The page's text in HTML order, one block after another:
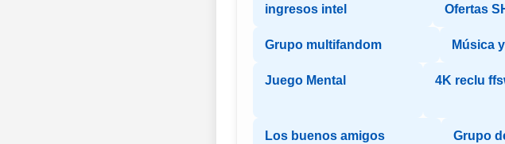
ingresos intel Ofertas
Grupo multifandom Música
Juego Mental 4K reclu
Los buenos amigos Grupo